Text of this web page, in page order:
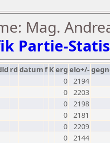
Mag.
Partie-
rd datumf Kerg elo+/-
0 2194
0 2203
0 2198
0 2181
0 2209
0 2144